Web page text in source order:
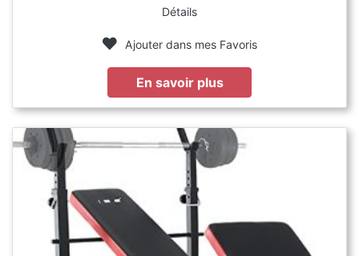
Détails
Ajouter dans mes Favoris
En savoir plus